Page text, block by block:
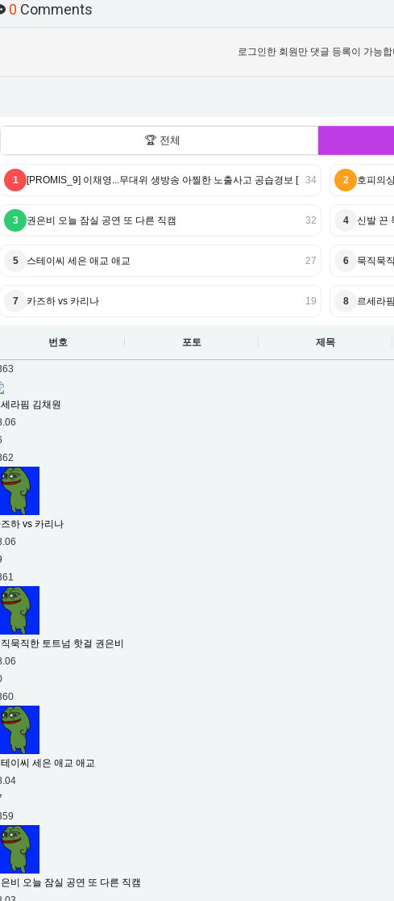
0 Comments
로그인한 회원만 댓글 등록이 가능
🏆 전체
1 [PROMIS_9] 이채영...무대위 생방송 아찔한 노출사고 공습경보 [ 34 2 호피의
3 권은비 오늘 잠실 공연 또 다른 직캠 32 4 신발 끈
5 스테이씨 세은 애교 애교 27 6 묵직묵
7 카즈하 vs 카리나 19 8 르세라
번호 포토 제목
라핌 김채원
하 vs 카리나
묵직한 토트넘 핫걸 권은비
이씨 세은 애교 애교
비 오늘 잠실 공연 또 다른 직캠